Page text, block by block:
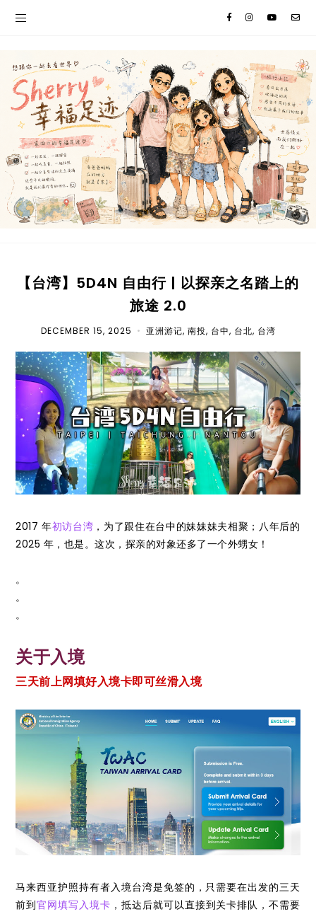
【台湾】5D4N 自由行 | 以探亲之名踏上的
旅途 2.0
DECEMBER 15, 2025 • 亚洲游记, 南投, 台中, 台北, 台湾
2017 年初访台湾 ，为了跟住在台中的妹妹妹夫相聚；八年后的
2025 年，也是。这次，探亲的对象还多了一个外甥女！
。
。
。
关于入境
三天前上网填好入境卡即可丝滑入境
马来西亚护照持有者入境台湾是免签的，只需要在出发的三天
前到官网填写入境卡 ，抵达后就可以直接到关卡排队，不需要